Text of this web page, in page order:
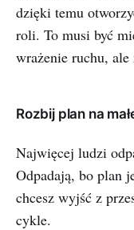
dzięki temu
roli. To musi być
wrażenie ruchu,
Rozbij plan na
Najwięcej ludzi
Odpadają, bo plan
chcesz wyjść z
cykle.